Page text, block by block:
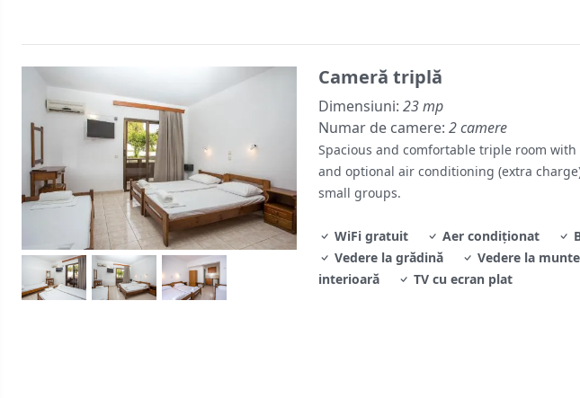
Cameră triplă
Dimensiuni: 23 mp
Numar de camere: 2 camere
Spacious and comfortable triple room with
and optional air conditioning (extra
small groups.
WiFi gratuit Aer condiționat
Vedere la grădină
Vedere la munte
interioară
TV cu ecran plat